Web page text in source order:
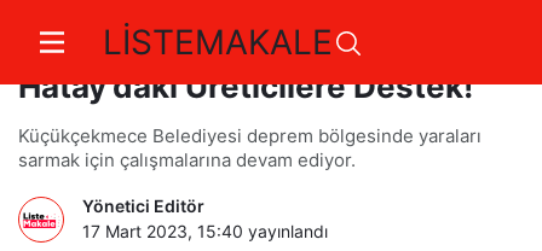
LİSTEMAKALE
Küçükçekmece Belediyesi'nden
Hatay'daki Üreticilere Destek!
Küçükçekmece Belediyesi deprem bölgesinde yaraları
sarmak için çalışmalarına devam ediyor.
Yönetici Editör
17 Mart 2023, 15:40 yayınlandı